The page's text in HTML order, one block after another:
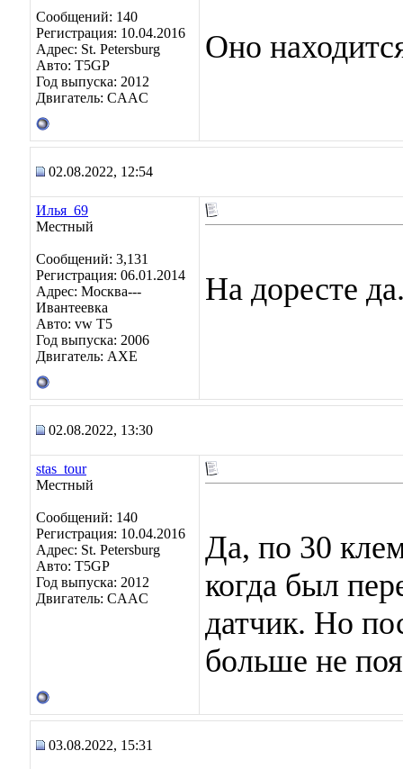
Сообщений: 140
Регистрация: 10.04.2016
Адрес: St. Petersburg
Авто: T5GP
Год выпуска: 2012
Двигатель: CAAC
Оно
02.08.2022, 12:54
Илья_69
Местный
Сообщений: 3,131
Регистрация: 06.01.2014
Адрес: Москва---
Ивантеевка
Авто: vw T5
Год выпуска: 2006
Двигатель: AXE
На доресте
02.08.2022, 13:30
stas_tour
Местный
Сообщений: 140
Регистрация: 10.04.2016
Адрес: St. Petersburg
Авто: T5GP
Год выпуска: 2012
Двигатель: CAAC
Да, по 30
когда был
датчик. Но
больше не
03.08.2022, 15:31